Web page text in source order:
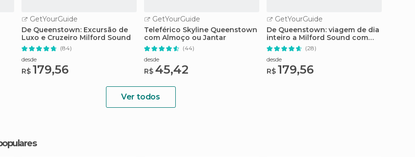
GetYourGuide
De Queenstown: Excursão de
Luxo e Cruzeiro Milford Sound
(84)
desde
R$ 179,56
GetYourGuide
Teleférico Skyline Queenstown
com Almoço ou Jantar
(44)
desde
R$ 45,42
GetYourGuide
De Queenstown: viagem de dia
inteiro a Milford Sound com
almoço
(28)
desde
R$ 179,56
Ver todos